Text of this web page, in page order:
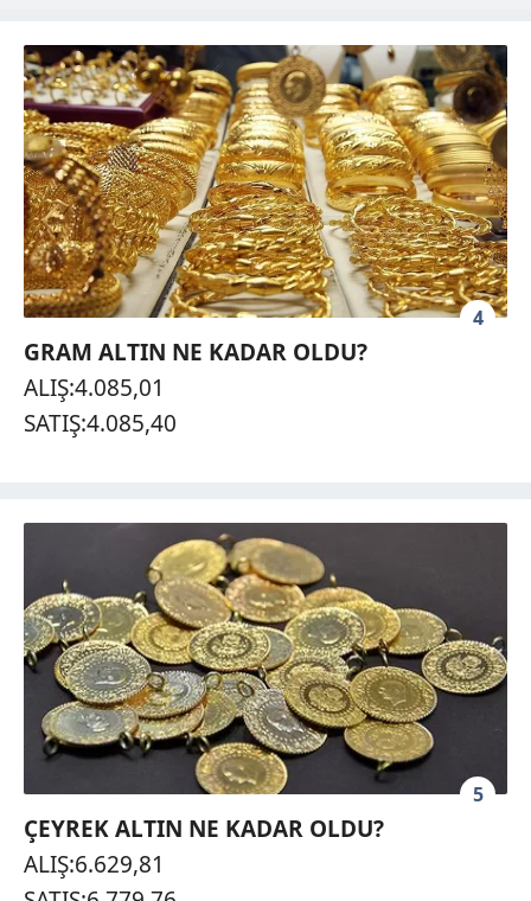
4
GRAM ALTIN NE KADAR OLDU?
ALIŞ:4.085,01
SATIŞ:4.085,40
5
ÇEYREK ALTIN NE KADAR OLDU?
ALIŞ:6.629,81